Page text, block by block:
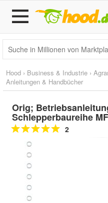
Hood › Business & Industrie ›
Anleitungen & Handbücher
Orig;
Schlepperbaureihe
2